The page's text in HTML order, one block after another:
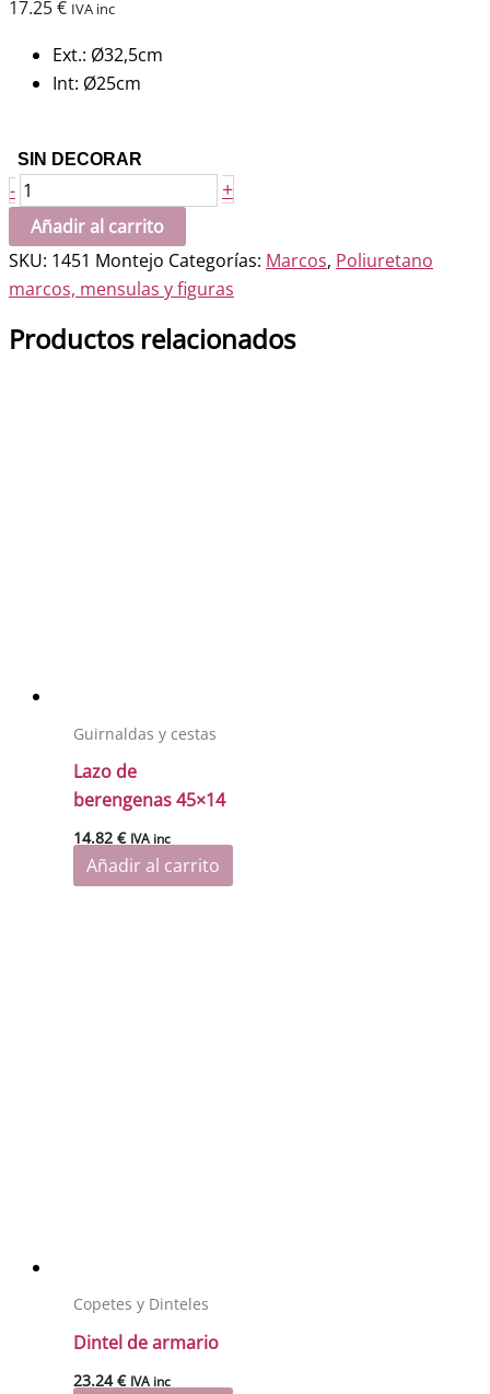
17.25€ IVA inc
Ext.: Ø32,5cm
Int: Ø25cm
SIN DECORAR
- Marco
Ovalado
25x25
cantidad
+
Añadir al carrito
SKU: 1451 Montejo Categorías: Marcos, Poliuretano
marcos, mensulas y figuras
Productos relacionados
Guirnaldas y cestas
Lazo de
berengenas 45×14
14.82€ IVA inc
Añadir al carrito
Copetes y Dinteles
Dintel de armario
23.24€ IVA inc